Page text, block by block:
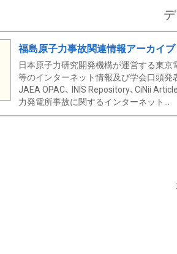
福島原子力事故関連情報アーカイ
日本原子力研究開発機構が運営する東京
等のインターネット情報及び学会口頭発
JAEA OPAC、 INIS Repository、CiNii
力発電所事故に関するインターネット...